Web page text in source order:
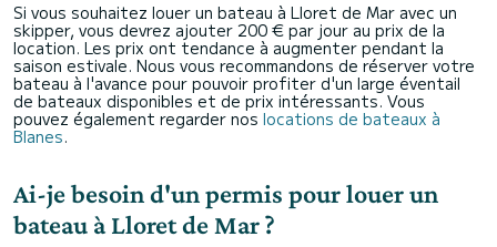
Si vous souhaitez louer un bateau à Lloret de Mar avec un
skipper, vous devrez ajouter 200 € par jour au prix de la
location. Les prix ont tendance à augmenter pendant la
saison estivale. Nous vous recommandons de réserver votre
bateau à l'avance pour pouvoir profiter d'un large éventail
de bateaux disponibles et de prix intéressants. Vous
pouvez également regarder nos locations de bateaux à
Blanes.
Ai-je besoin d'un permis pour louer un
bateau à Lloret de Mar ?